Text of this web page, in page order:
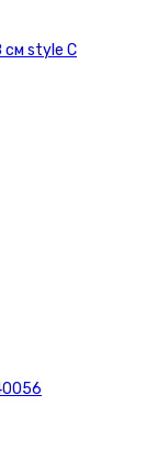
см style C